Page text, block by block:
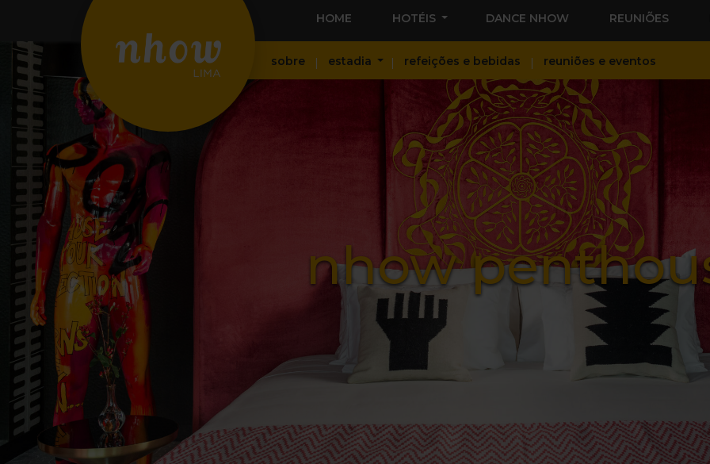
HOME HOTÉIS DANCE NHOW REUNIÕES
sobre estadia refeições e bebidas reuniões e eventos
nhow